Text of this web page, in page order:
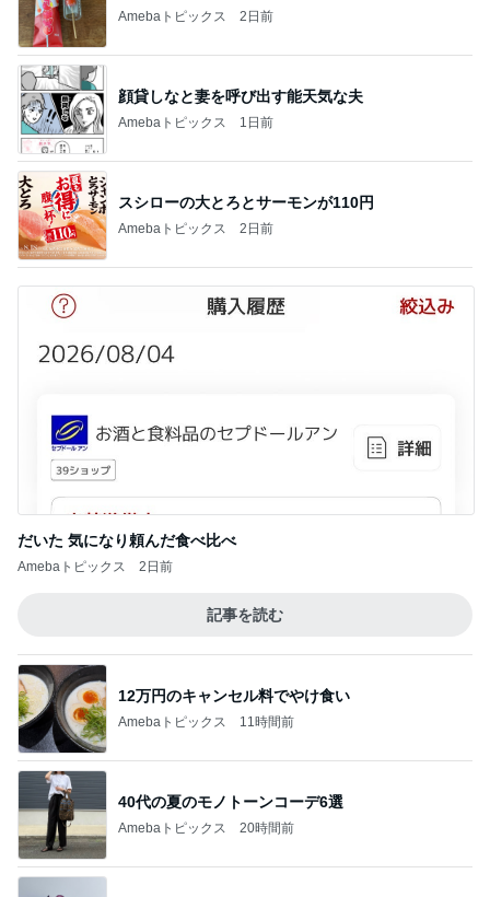
Amebaトピックス 2日前
顔貸しなと妻を呼び出す能天気な夫
Amebaトピックス 1日前
スシローの大とろとサーモンが110円
Amebaトピックス 2日前
だいた 気になり頼んだ食べ比べ
Amebaトピックス 2日前
記事を読む
12万円のキャンセル料でやけ食い
Amebaトピックス 11時間前
40代の夏のモノトーンコーデ6選
Amebaトピックス 20時間前